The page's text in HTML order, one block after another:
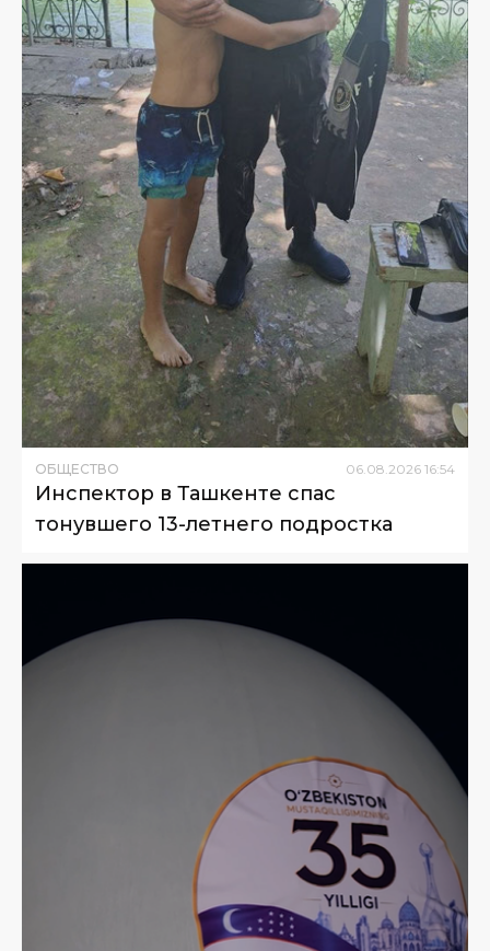
ОБЩЕСТВО 06.08.2026 16:54
Инспектор в Ташкенте спас
тонувшего 13-летнего подростка